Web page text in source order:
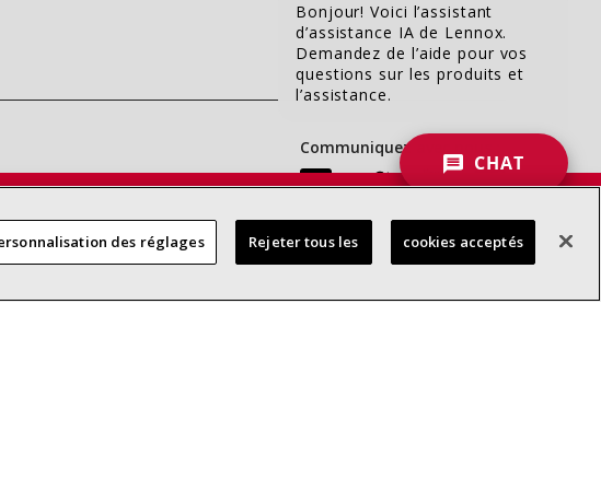
DÉPOSITAIRES
Communiquez avec nous :
Bonjour! Voici l’assistant
d’assistance IA de Lennox.
Demandez de l’aide pour vos
questions sur les produits et
l’assistance.
CHAT
des réglages Rejeter tous les cookies acceptés